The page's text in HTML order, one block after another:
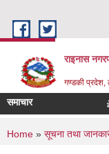
राइनास
गण्डकी
समाचार
You are
Home » सूचना तथा